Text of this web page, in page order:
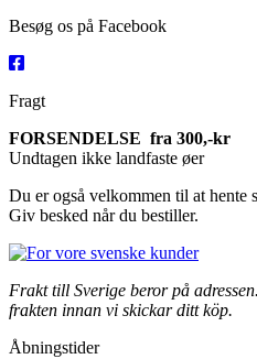
Besøg os på Facebook
Fragt
FORSENDELSE fra 300,-kr
Undtagen ikke landfaste øer
Du er også velkommen til at hente
Giv besked når du bestiller.
Frakt till Sverige beror på
frakten innan vi skickar ditt köp.
Åbningstider